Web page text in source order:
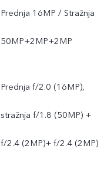
Prednja 16MP / Stražnja
50MP+2MP+2MP
Prednja f/2.0 (16MP),
stražnja f/1.8 (50MP) +
f/2.4 (2MP)+ f/2.4 (2MP)